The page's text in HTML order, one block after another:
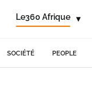
Le360 Afrique ▾
SOCIÉTÉ PEOPLE